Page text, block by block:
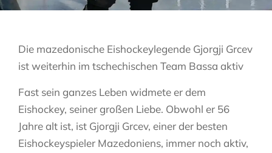
Die mazedonische Eishockeylegende Gjorgji Grcev
ist weiterhin im tschechischen Team Bassa aktiv
Fast sein ganzes Leben widmete er dem
Eishockey, seiner großen Liebe. Obwohl er 56
Jahre alt ist, ist Gjorgji Grcev, einer der besten
Eishockeyspieler Mazedoniens, immer noch aktiv,